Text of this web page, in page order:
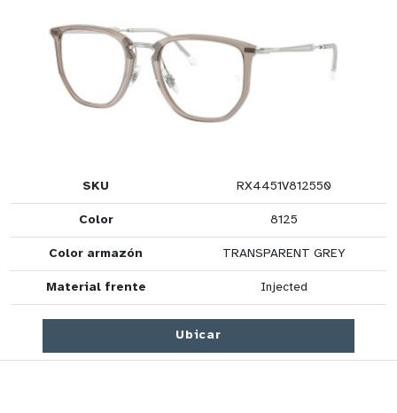
SKU RX4451V812550
Color 8125
Color armazón TRANSPARENT GREY
Material frente Injected
Ubicar